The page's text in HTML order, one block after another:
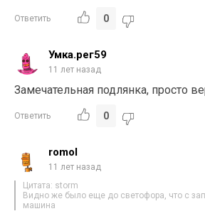
Ответить 0
Умка.рег59
11 лет назад
Замечательная подлянка, просто
Ответить 0
romol
11 лет назад
Цитата: storm
Видно же было еще до светофора, что с
машина